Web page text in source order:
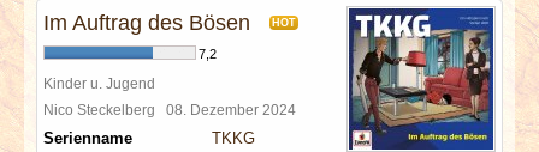
Im Auftrag des Bösen HOT
7,2
Kinder u. Jugend
Nico Steckelberg 08. Dezember 2024
Serienname
TKKG